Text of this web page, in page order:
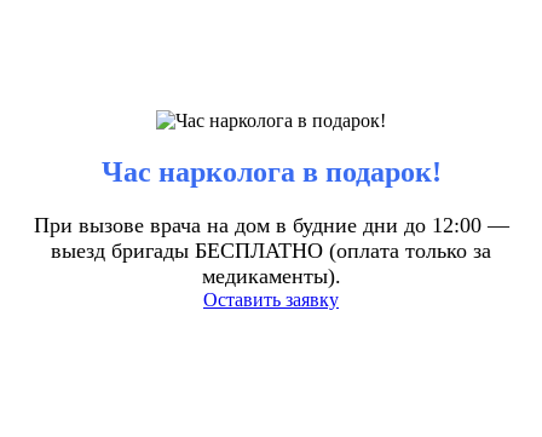
Час нарколога в подарок!
При вызове врача на дом в будние дни до 12:00 —
выезд бригады БЕСПЛАТНО (оплата только за
медикаменты).
Оставить заявку